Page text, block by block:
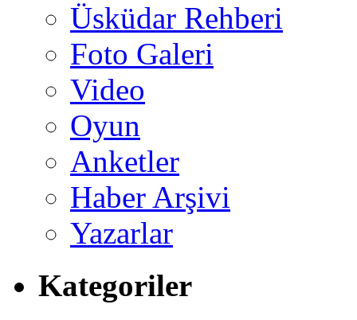
Üsküdar Rehberi
Foto Galeri
Video
Oyun
Anketler
Haber Arşivi
Yazarlar
Kategoriler